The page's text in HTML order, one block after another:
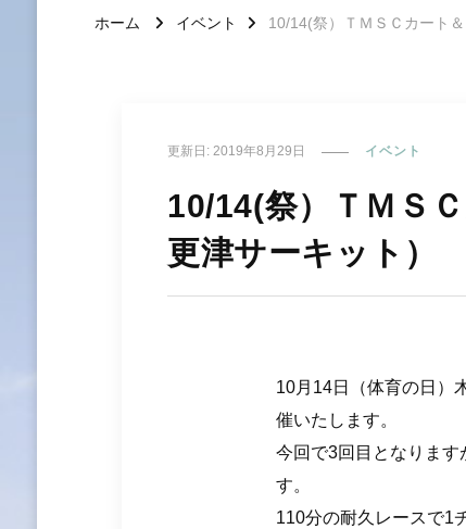
ホーム イベント 10/14(祭）ＴＭＳＣカート
更新日: 2019年8月29日 イベント
10/14(祭）ＴＭＳ
更津サーキット）
10月14日（体育の日）
催いたします。
今回で3回目となります
す。
110分の耐久レースで1